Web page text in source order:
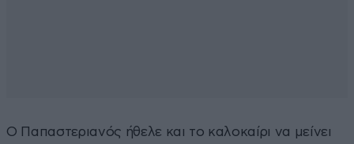
Ο Παπαστεριανός ήθελε και το καλοκαίρι να μείνει